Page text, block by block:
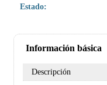
Estado:
Información básica
Descripción